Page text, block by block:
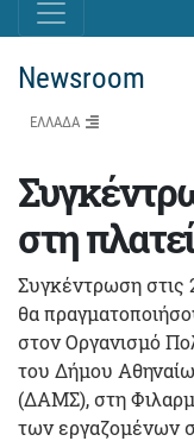
Newsroom
ΕΛΛΑΔΑ
στη
Συγκέντρωση στις
θα
στον Οργανισμό
του Δήμου
(ΔΑΜΣ), στη
των εργαζομένων